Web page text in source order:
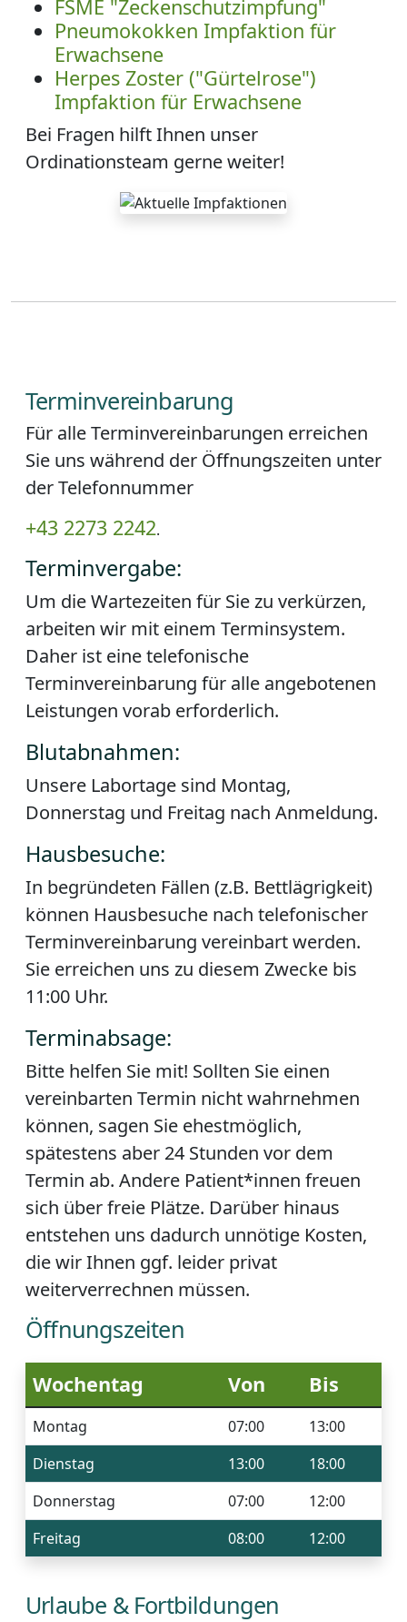
FSME "Zeckenschutzimpfung"
Pneumokokken Impfaktion für
Erwachsene
Herpes Zoster ("Gürtelrose")
Impfaktion für Erwachsene
Bei Fragen hilft Ihnen unser
Ordinationsteam gerne weiter!
Terminvereinbarung
Für alle Terminvereinbarungen erreichen
Sie uns während der Öffnungszeiten unter
der Telefonnummer
+43 2273 2242.
Terminvergabe:
Um die Wartezeiten für Sie zu verkürzen,
arbeiten wir mit einem Terminsystem.
Daher ist eine telefonische
Terminvereinbarung für alle angebotenen
Leistungen vorab erforderlich.
Blutabnahmen:
Unsere Labortage sind Montag,
Donnerstag und Freitag nach Anmeldung.
Hausbesuche:
In begründeten Fällen (z.B. Bettlägrigkeit)
können Hausbesuche nach telefonischer
Terminvereinbarung vereinbart werden.
Sie erreichen uns zu diesem Zwecke bis
11:00 Uhr.
Terminabsage:
Bitte helfen Sie mit! Sollten Sie einen
vereinbarten Termin nicht wahrnehmen
können, sagen Sie ehestmöglich,
spätestens aber 24 Stunden vor dem
Termin ab. Andere Patient*innen freuen
sich über freie Plätze. Darüber hinaus
entstehen uns dadurch unnötige Kosten,
die wir Ihnen ggf. leider privat
weiterverrechnen müssen.
Öffnungszeiten
Wochentag Von Bis
Montag 07:00
13:00
Dienstag
13:00
18:00
Donnerstag
07:00
12:00
Freitag
08:00 12:00
Urlaube & Fortbildungen